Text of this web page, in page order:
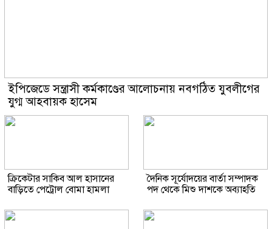
ইপিজেডে সন্ত্রাসী কর্মকাণ্ডের আলোচনায় নবগঠিত যুবলীগের
যুগ্ম আহবায়ক হাসেম
ক্রিকেটার সাকিব আল হাসানের
বাড়িতে পেট্রোল বোমা হামলা
দৈনিক সূর্যোদয়ের বার্তা সম্পাদক
পদ থেকে মিশু দাশকে অব্যাহতি